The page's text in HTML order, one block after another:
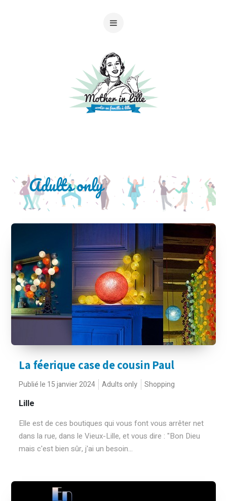
Adults only
La féerique case de cousin Paul
Publié le 15 janvier 2024 Adults only Shopping
Lille
Elle est de ces boutiques qui vous font vous arrêter net
dans la rue, dans le Vieux-Lille, et vous dire : "Bon Dieu
mais c'est bien sûr, j'ai un besoin...